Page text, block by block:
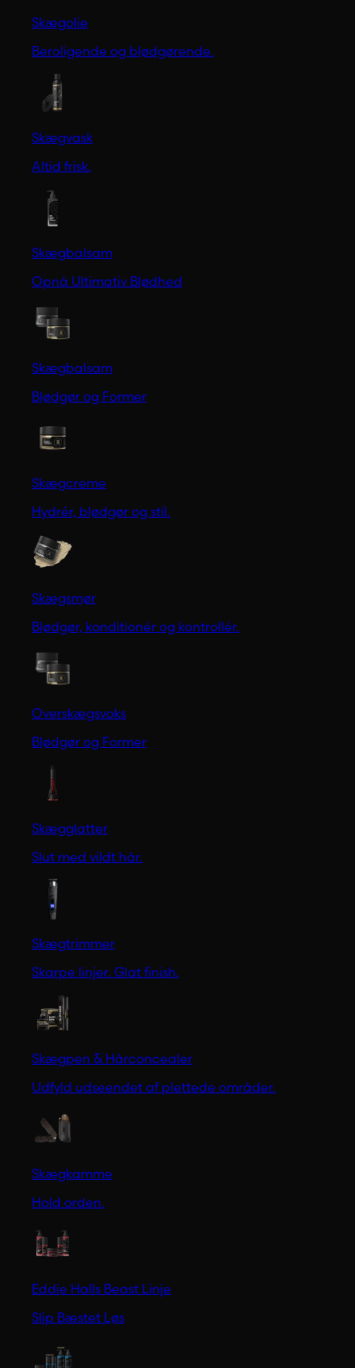
Skægolie
Beroligende og blødgørende.
Skægvask
Altid frisk.
Skægbalsam
Opnå Ultimativ Blødhed
Skægbalsam
Blødgør og Former
Skægcreme
Hydrér, blødgør og stil.
Skægsmør
Blødgør, konditionér og kontrollér.
Overskægsvoks
Blødgør og Former
Skægglatter
Slut med vildt hår.
Skægtrimmer
Skarpe linjer. Glat finish.
Skægpen & Hårconcealer
Udfyld udseendet af plettede områder.
Skægkamme
Hold orden.
Eddie Halls Beast Linje
Slip Bæstet Løs